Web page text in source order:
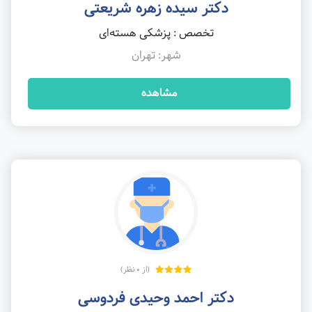
دکتر سیده زهره شریعتی
تخصص : پزشکی هسته‌ای
شهر: تهران
مشاهده
(از 0 نظر)
دکتر احمد وحیدی فردوسی